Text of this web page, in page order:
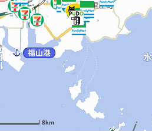
8km